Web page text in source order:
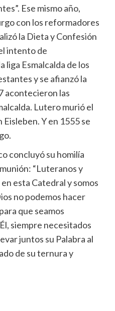
Ese mismo año,
con los reformadores
la Dieta y Confesión
intento de
liga Esmalcalda de los
y se afianzó la
acontecieron las
Lutero murió el
Y en 1555 se
concluyó su homilía
“Luteranos y
esta Catedral y somos
no podemos hacer
que seamos
siempre necesitados
juntos su Palabra al
de su ternura y